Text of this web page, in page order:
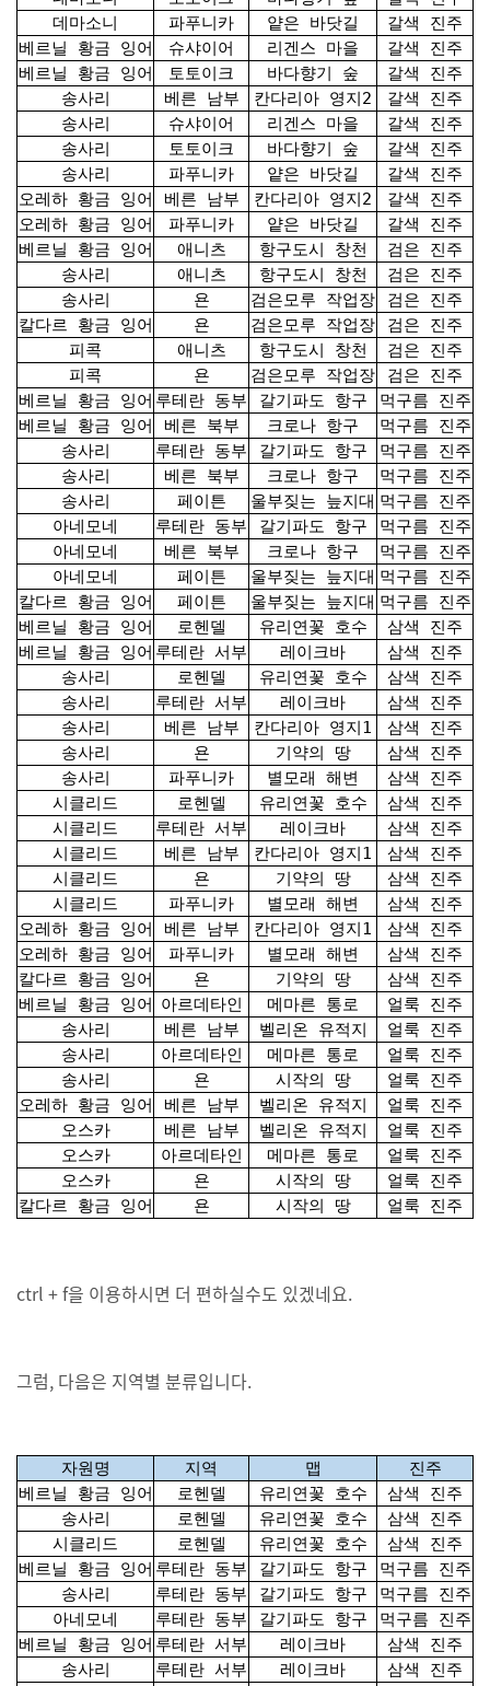
데마소니
파푸니카 얕은 바닷길
갈색 진주
베르닐 황금 잉어
슈샤이어 리겐스 마을
갈색 진주
베르닐 황금 잉어
토토이크 바다향기 숲
갈색 진주
송사리
베른 남부 칸다리아 영지2
갈색 진주
송사리
슈샤이어 리겐스 마을
갈색 진주
송사리
토토이크 바다향기 숲
갈색 진주
송사리
파푸니카 얕은 바닷길
갈색 진주
오레하 황금 잉어
베른 남부 칸다리아 영지2
갈색 진주
오레하 황금 잉어
파푸니카 얕은 바닷길
갈색 진주
베르닐 황금 잉어
애니츠 항구도시 창천
검은 진주
송사리
애니츠 항구도시 창천
검은 진주
송사리
욘 검은모루 작업장
검은 진주
칼다르 황금 잉어
욘 검은모루 작업장
검은 진주
피콕
애니츠 항구도시 창천
검은 진주
피콕
욘 검은모루 작업장
검은 진주
베르닐 황금 잉어 루테란 동부 갈기파도 항구
먹구름 진주
베르닐 황금 잉어
베른 북부 크로나 항구
먹구름 진주
송사리
루테란 동부 갈기파도 항구
먹구름 진주
송사리
베른 북부 크로나 항구
먹구름 진주
송사리
페이튼 울부짖는 늪지대 먹구름 진주
아네모네
루테란 동부 갈기파도 항구
먹구름 진주
아네모네
베른 북부 크로나 항구
먹구름 진주
아네모네
페이튼 울부짖는 늪지대 먹구름 진주
칼다르 황금 잉어
페이튼 울부짖는 늪지대 먹구름 진주
베르닐 황금 잉어
로헨델 유리연꽃 호수
삼색 진주
베르닐 황금 잉어 루테란 서부 레이크바
삼색 진주
송사리
로헨델 유리연꽃 호수
삼색 진주
송사리
루테란 서부 레이크바
삼색 진주
송사리
베른 남부 칸다리아 영지1
삼색 진주
송사리
욘 기약의 땅
삼색 진주
송사리
파푸니카 별모래 해변
삼색 진주
시클리드
로헨델 유리연꽃 호수
삼색 진주
시클리드
루테란 서부 레이크바
삼색 진주
시클리드
베른 남부 칸다리아 영지1
삼색 진주
시클리드
욘 기약의 땅
삼색 진주
시클리드
파푸니카 별모래 해변
삼색 진주
오레하 황금 잉어
베른 남부 칸다리아 영지1
삼색 진주
오레하 황금 잉어
파푸니카 별모래 해변
삼색 진주
칼다르 황금 잉어
욘 기약의 땅
삼색 진주
베르닐 황금 잉어
아르데타인 메마른 통로
얼룩 진주
송사리
베른 남부 벨리온 유적지
얼룩 진주
송사리
아르데타인 메마른 통로
얼룩 진주
송사리
욘 시작의 땅
얼룩 진주
오레하 황금 잉어
베른 남부 벨리온 유적지
얼룩 진주
오스카
베른 남부 벨리온 유적지
얼룩 진주
오스카
아르데타인 메마른 통로
얼룩 진주
오스카
욘 시작의 땅
얼룩 진주
칼다르 황금 잉어
욘 시작의 땅 얼룩 진주
ctrl + f을 이용하시면 더 편하실수도 있겠네요.
그럼, 다음은 지역별 분류입니다.
자원명 지역 맵
진주
베르닐 황금 잉어
로헨델 유리연꽃 호수
삼색 진주
송사리
로헨델 유리연꽃 호수
삼색 진주
시클리드
로헨델 유리연꽃 호수
삼색 진주
베르닐 황금 잉어 루테란 동부 갈기파도 항구
먹구름 진주
송사리
루테란 동부 갈기파도 항구
먹구름 진주
아네모네
루테란 동부 갈기파도 항구
먹구름 진주
베르닐 황금 잉어 루테란 서부 레이크바
삼색 진주
송사리
루테란 서부 레이크바
삼색 진주